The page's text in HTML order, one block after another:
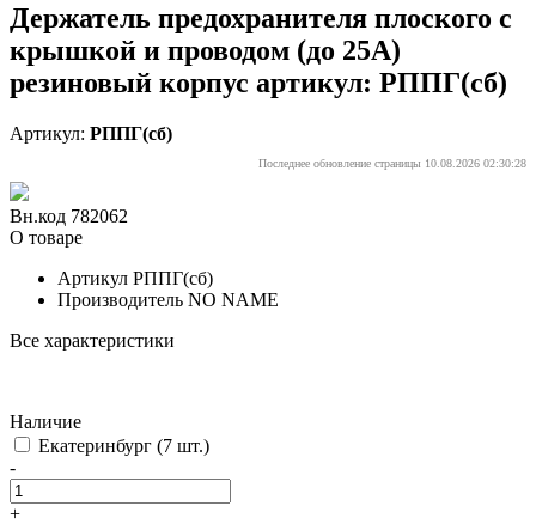
Держатель предохранителя плоского с
крышкой и проводом (до 25А)
резиновый корпус артикул: РППГ(сб)
Артикул: РППГ(сб)
Последнее обновление страницы 10.08.2026 02:30:28
Вн.код 782062
О товаре
Артикул РППГ(сб)
Производитель NO NAME
Все характеристики
Наличие
Екатеринбург (7 шт.)
-
+